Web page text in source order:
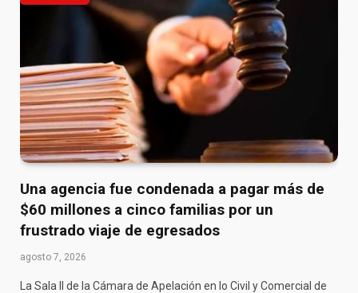
Una agencia fue condenada a pagar más de
$60 millones a cinco familias por un
frustrado viaje de egresados
agosto 7, 2026
La Sala II de la Cámara de Apelación en lo Civil y Comercial de